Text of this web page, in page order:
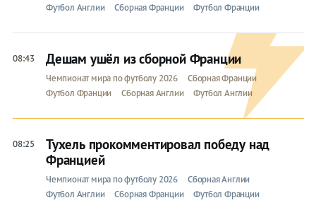
Футбол Англии
Сборная Франции Футбол Франции
08:43 Дешам ушёл из сборной Франции
Чемпионат мира по футболу 2026
Сборная Франции
Футбол Франции
Сборная Англии Футбол Англии
08:25
Тухель прокомментировал победу над
Францией
Чемпионат мира по футболу 2026
Сборная Англии
Футбол Англии
Сборная Франции Футбол Франции